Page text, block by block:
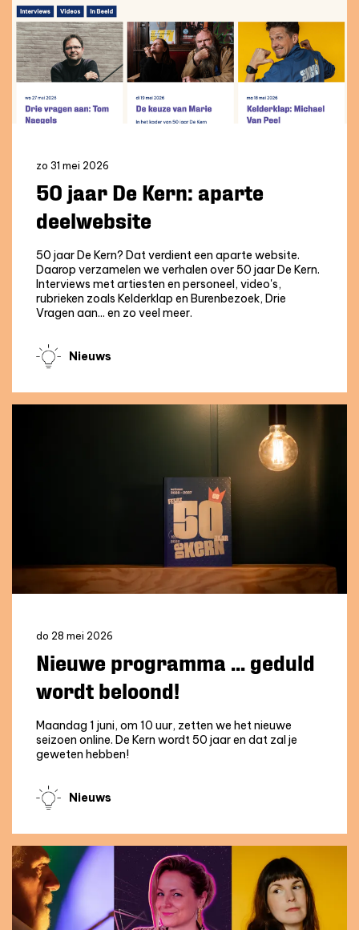
zo 31 mei 2026
50 jaar De Kern: aparte
deelwebsite
50 jaar De Kern? Dat verdient een aparte website.
Daarop verzamelen we verhalen over 50 jaar De Kern.
Interviews met artiesten en personeel, video's,
rubrieken zoals Kelderklap en Burenbezoek, Drie
Vragen aan... en zo veel meer.
Nieuws
do 28 mei 2026
Nieuwe programma ... geduld
wordt beloond!
Maandag 1 juni, om 10 uur, zetten we het nieuwe
seizoen online. De Kern wordt 50 jaar en dat zal je
geweten hebben!
Nieuws